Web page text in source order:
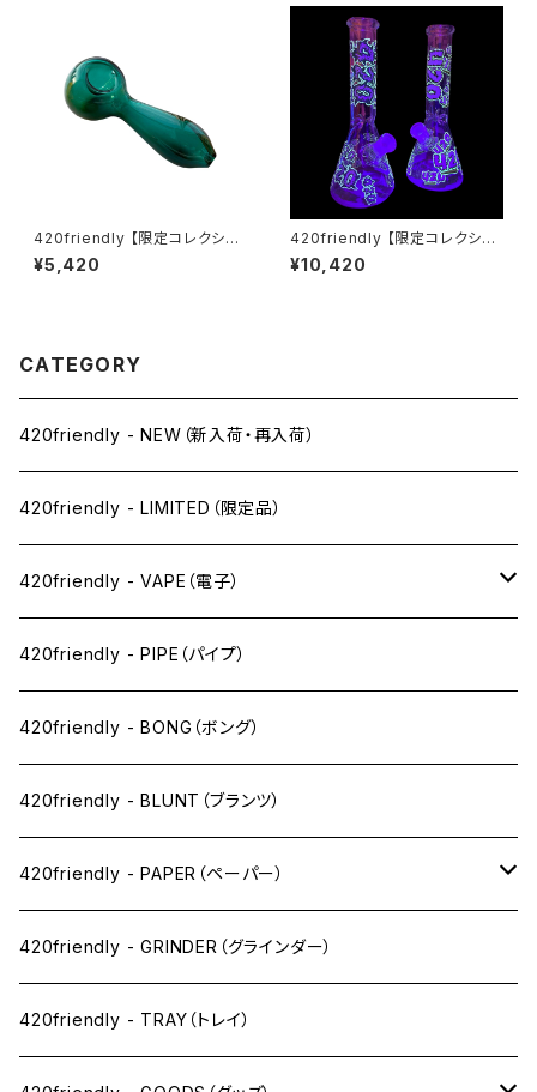
420friendly 【限定コレクショ
ン】EG ESSENTIALS スプーン
型 ガラスパイプ
¥5,420
420friendly 【限定コレクショ
ン】Glow in Dark 420 Beake
r Bong -ガラスボング（25cm）
¥10,420
CATEGORY
420friendly - NEW（新入荷・再入荷）
420friendly - LIMITED（限定品）
420friendly - VAPE（電子）
ペン下
ニコパフ系
ドライ系
ワックス系
420friendly - PIPE（パイプ）
420friendly - BONG（ボング）
420friendly - BLUNT（ブランツ）
420friendly - PAPER（ペーパー）
SW(シングルワイド）サイズ
1 1/4サイズ
420friendly - GRINDER（グラインダー）
420friendly - TRAY（トレイ）